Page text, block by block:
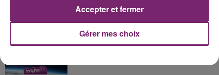
éclipse solaire du 12 Août 2026
Gérer mes choix
Accepter et fermer